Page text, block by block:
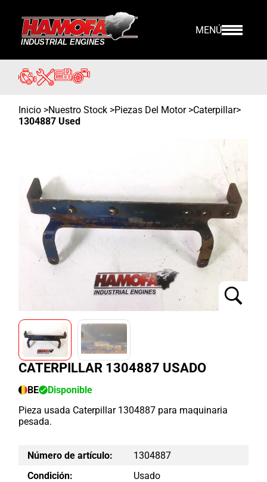
MENÚ
Inicio >Nuestro Stock >Piezas Del Motor >Caterpillar>
1304887 Used
CATERPILLAR 1304887 USADO
BE
Disponible
Pieza usada Caterpillar 1304887 para maquinaria
pesada.
Número de artículo:
1304887
Condición:
Usado